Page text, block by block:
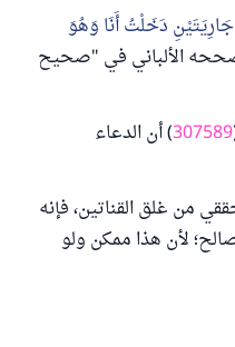
دَخَلْتُ أَنَا وَهُوَ
الألباني في "صحيح
307589) أن الدعاء
من غلق القناتين، فإنه
لأن هذا ممكن ولو